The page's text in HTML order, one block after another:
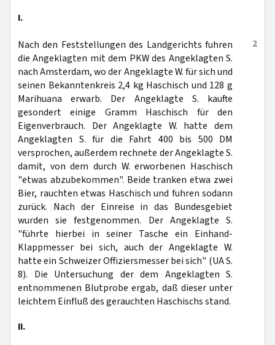
I.
2
Nach den Feststellungen des Landgerichts fuhren
die Angeklagten mit dem PKW des Angeklagten S.
nach Amsterdam, wo der Angeklagte W. für sich und
seinen Bekanntenkreis 2,4 kg Haschisch und 128 g
Marihuana erwarb. Der Angeklagte S. kaufte
gesondert einige Gramm Haschisch für den
Eigenverbrauch. Der Angeklagte W. hatte dem
Angeklagten S. für die Fahrt 400 bis 500 DM
versprochen, außerdem rechnete der Angeklagte S.
damit, von dem durch W. erworbenen Haschisch
"etwas abzubekommen". Beide tranken etwa zwei
Bier, rauchten etwas Haschisch und fuhren sodann
zurück. Nach der Einreise in das Bundesgebiet
wurden sie festgenommen. Der Angeklagte S.
"führte hierbei in seiner Tasche ein Einhand-
Klappmesser bei sich, auch der Angeklagte W.
hatte ein Schweizer Offiziersmesser bei sich" (UA S.
8). Die Untersuchung der dem Angeklagten S.
entnommenen Blutprobe ergab, daß dieser unter
leichtem Einfluß des gerauchten Haschischs stand.
II.